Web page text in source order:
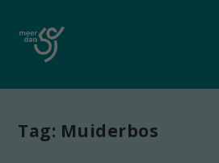
Tag: Muiderbos